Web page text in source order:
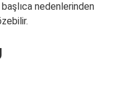
nedenlerinden